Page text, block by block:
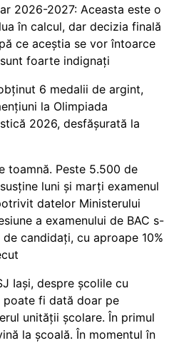
2026-2027: Aceasta este o
în calcul, dar decizia finală
ce aceștia se vor întoarce
foarte indignați
6 medalii de argint,
la Olimpiada
2026, desfășurată la
toamnă. Peste 5.500 de
luni și marți examenul
datelor Ministerului
a examenului de BAC s-
candidați, cu aproape 10%
Iași, despre școlile cu
poate fi dată doar pe
unității școlare. În primul
la școală. În momentul în